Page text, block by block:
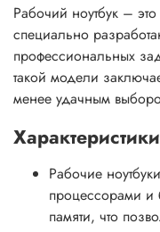
Рабочий ноутбук –
специально
профессиональных
такой модели
менее удачным
Рабочие
процессорами
памяти, что